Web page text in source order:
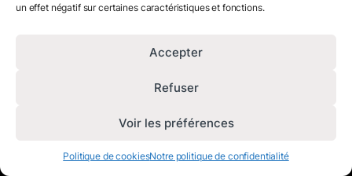
un effet négatif sur certaines caractéristiques et fonctions.
Accepter
Refuser
Voir les préférences
Politique de cookiesNotre politique de confidentialité